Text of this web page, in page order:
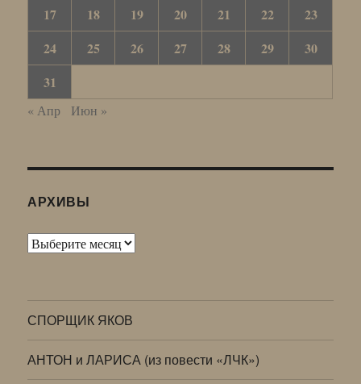
17 18 19 20 21 22
23
24
25 26 27 28 29
30
31
« Апр Июн »
АРХИВЫ
Архивы
СПОРЩИК ЯКОВ
АНТОН и ЛАРИСА (из повести «ЛЧК»)